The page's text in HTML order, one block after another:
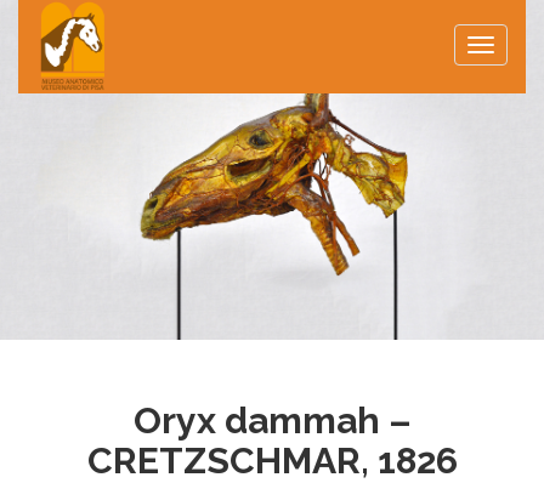
Toggle
Oryx dammah –
CRETZSCHMAR, 1826